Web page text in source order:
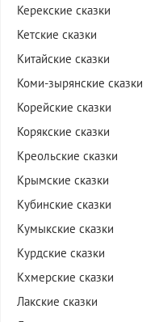
Керекские сказки
Кетские сказки
Китайские сказки
Коми-зырянские сказки
Корейские сказки
Корякские сказки
Креольские сказки
Крымские сказки
Кубинские сказки
Кумыкские сказки
Курдские сказки
Кхмерские сказки
Лакские сказки